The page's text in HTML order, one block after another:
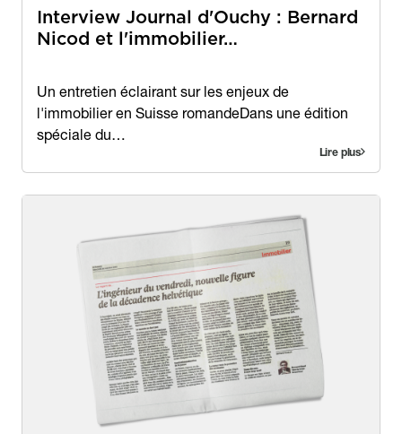
Interview Journal d'Ouchy : Bernard
Nicod et l'immobilier…
Contenu
Un entretien éclairant sur les enjeux de
l'immobilier en Suisse romandeDans une édition
spéciale du…
Lire plus